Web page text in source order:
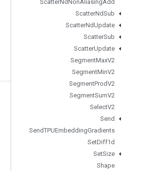
ScatterNdNonAliasingAdd
ScatterNdSub
ScatterNdUpdate
ScatterSub
ScatterUpdate
SegmentMaxV2
SegmentMinV2
SegmentProdV2
SegmentSumV2
SelectV2
Send
SendTPUEmbeddingGradients
SetDiff1d
SetSize
Shape
مرتبط بمانید
وبلاگ
تالار گفتمان
Twitter